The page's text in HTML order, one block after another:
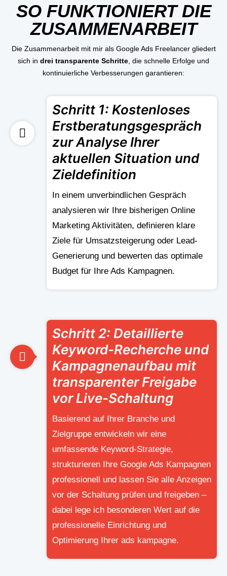
SO FUNKTIONIERT DIE
ZUSAMMENARBEIT
Die Zusammenarbeit mit mir als Google Ads Freelancer gliedert
sich in drei transparente Schritte , die schnelle Erfolge und
kontinuierliche Verbesserungen garantieren:
Schritt 1: Kostenloses
Erstberatungsgespräch
zur Analyse Ihrer
aktuellen Situation und
Zieldefinition
In einem unverbindlichen Gespräch
analysieren wir Ihre bisherigen Online
Marketing Aktivitäten, definieren klare
Ziele für Umsatzsteigerung oder Lead-
Generierung und bewerten das optimale
Budget für Ihre Ads Kampagnen.
Schritt 2: Detaillierte
Keyword-Recherche und
Kampagnenaufbau mit
transparenter Freigabe
vor Live-Schaltung
Basierend auf Ihrer Branche und
Zielgruppe entwickeln wir eine
umfassende Keyword-Strategie,
strukturieren Ihre Google Ads Kampagnen
professionell und lassen Sie alle Anzeigen
vor der Schaltung prüfen und freigeben –
dabei lege ich besonderen Wert auf die
professionelle Einrichtung und
Optimierung Ihrer ads kampagne.